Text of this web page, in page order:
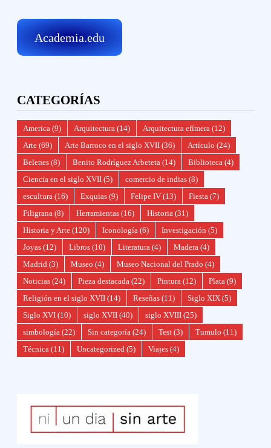
Academia.edu
CATEGORÍAS
America (9) Arquitectura (14) Arquitectura efímera (12)
Arte (69) Arte Barroco en el siglo XVII (36) Artículo (24)
Belenes (8) Benito Rodríguez Arbeteta (14) Biblioteca (4)
Ciencia en el siglo XVII (5) comercio de indias (8)
escultura (16) Exquias (9) Felipe IV (13) Fiesta (7)
Filigrana (8) Herramientas (16) Historia (31)
Historia y Arte (120) Iconología (6) Investigación (5)
Joyas (12) Libros (10) Literatura (4) Madera (4)
Madrid (3) Museo (4) Museo Nacional del Prado (4)
Noticias (24) Pieza destacada (22) Pintura (12) Plata (9)
Religión en el siglo XVII (14) Reseñas (11) Siglo XIX (5)
Siglo XVI (10) siglo XVII (40) siglo XVIII (25)
simbología (22) Sin categoría (24) Test (3) Tumulo (11)
Técnica (11) Uncategorized (5) Viajes (4)